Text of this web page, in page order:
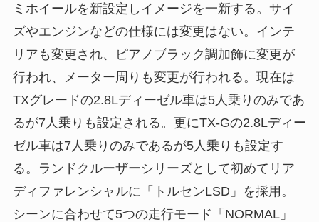
ミホイールを新設定しイメージを一新する。サイ
ズやエンジンなどの仕様には変更はない。インテ
リアも変更され、ピアノブラック調加飾に変更が
行われ、メーター周りも変更が行われる。現在は
TXグレードの2.8Lディーゼル車は5人乗りのみであ
るが7人乗りも設定される。更にTX-Gの2.8Lディー
ゼル車は7人乗りのみであるが5人乗りも設定す
る。ランドクルーザーシリーズとして初めてリア
ディファレンシャルに「トルセンLSD」を採用。
シーンに合わせて5つの走行モード「NORMAL」